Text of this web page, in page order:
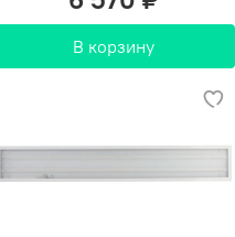
В корзину